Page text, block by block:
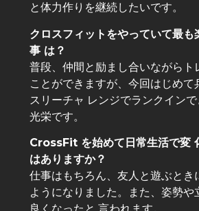
と体力作りを継続したいです。
クロスフィットをやっていて最も
事 は？
普段、仲間と励まし合いながらト
ことができますが、今回はじめて
スリーチャ レンジでランクイン
光栄です。
CrossFit を始めて日常生活で変
はありますか？
仕事はもちろん、友人と遊ぶとき
ようになりました。また、姿勢や